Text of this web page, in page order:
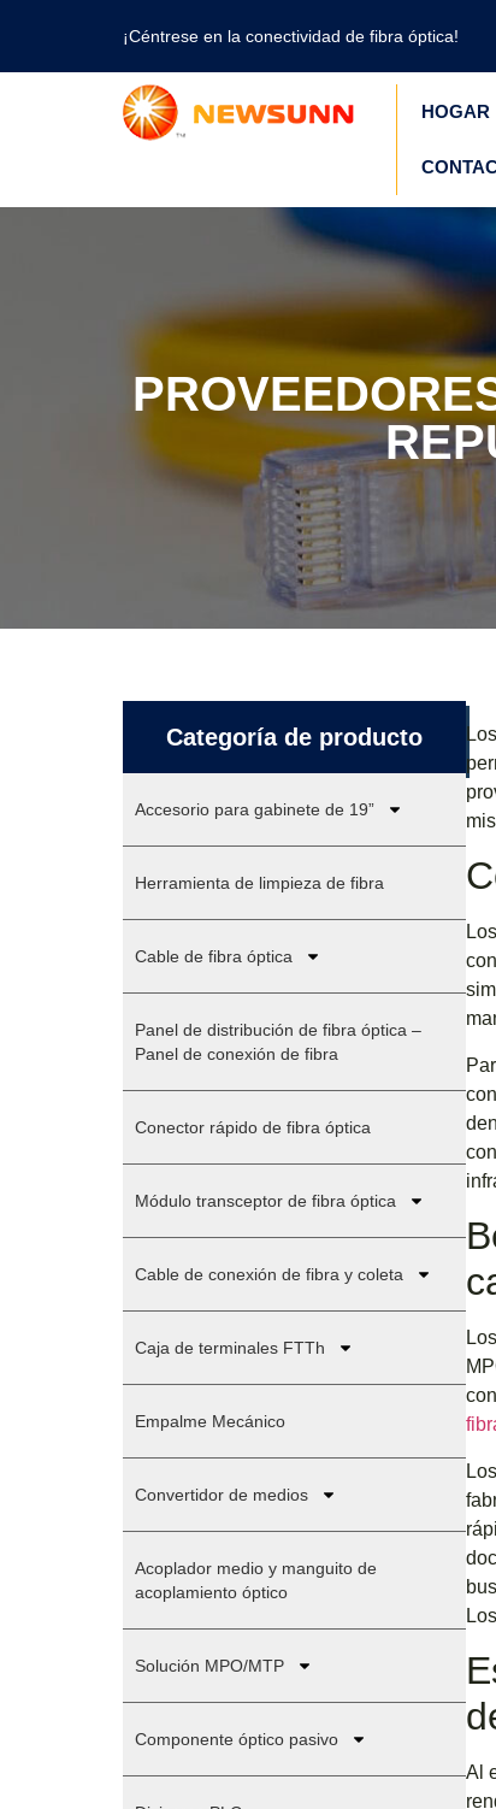
¡Céntrese en la conectividad de fibra óptica!
HOGAR
Categoría de producto
Accesorio para gabinete de 19”
Herramienta de limpieza de fibra
Cable de fibra óptica
Panel de distribución de fibra óptica –
Panel de conexión de fibra
Conector rápido de fibra óptica
Módulo transceptor de fibra óptica
Cable de conexión de fibra y coleta
Caja de terminales FTTh
Empalme Mecánico
Convertidor de medios
Acoplador medio y manguito de
acoplamiento óptico
Solución MPO/MTP
Componente óptico pasivo
Al